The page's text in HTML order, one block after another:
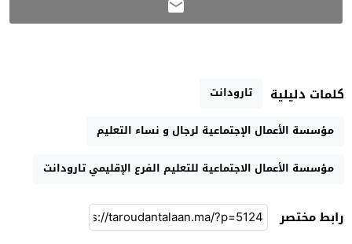
كلمات دليلية
تارودانت
مؤسسة الأعمال الإجتماعية لرجال و نساء التعليم
مؤسسة الأعمال الاجتماعية للتعليم الفرع الإقليمي تارودانت
رابط مختصر